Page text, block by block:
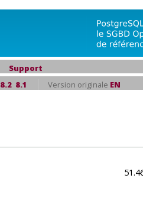
Support
8.2 8.1 Version originale EN